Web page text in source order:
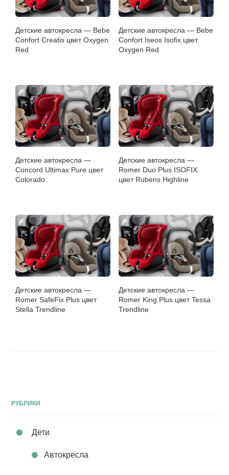
Детские автокресла — Bebe
Confort Creatis цвет Oxygen
Red
Детские автокресла — Bebe
Confort Iseos Isofix цвет
Oxygen Red
Детские автокресла —
Concord Ultimax Pure цвет
Colorado
Детские автокресла —
Romer Duo Plus ISOFIX
цвет Rubens Highline
Детские автокресла —
Romer SafeFix Plus цвет
Stella Trendline
Детские автокресла —
Romer King Plus цвет Tessa
Trendline
РУБРИКИ
Дети
Автокресла